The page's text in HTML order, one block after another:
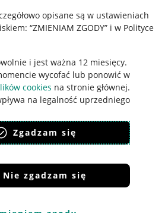
opisane są w ustawieniach
“ZMIENIAM ZGODY” i w Polityce
i jest ważna 12 miesięcy.
wycofać lub ponowić w
cookies na stronie głównej.
na legalność uprzedniego
polityka ochrony prywatności
Zgadzam się
Nie zgadzam się
akceptacjęregulaminu